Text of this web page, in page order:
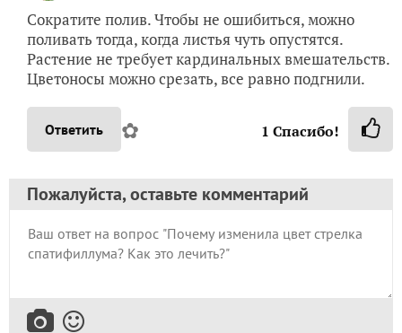
Сократите полив. Чтобы не ошибиться, можно
поливать тогда, когда листья чуть опустятся.
Растение не требует кардинальных вмешательств.
Цветоносы можно срезать, все равно подгнили.
Ответить ✿ 1 Спасибо!
Пожалуйста, оставьте комментарий